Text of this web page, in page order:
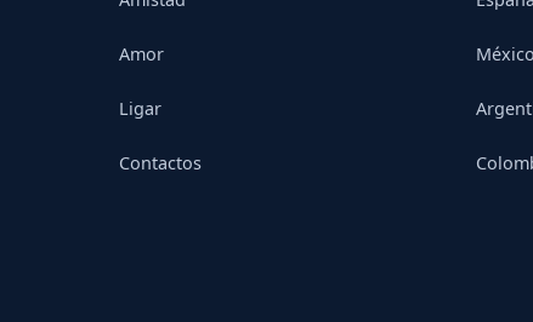
Amor
Ligar
Contactos
México